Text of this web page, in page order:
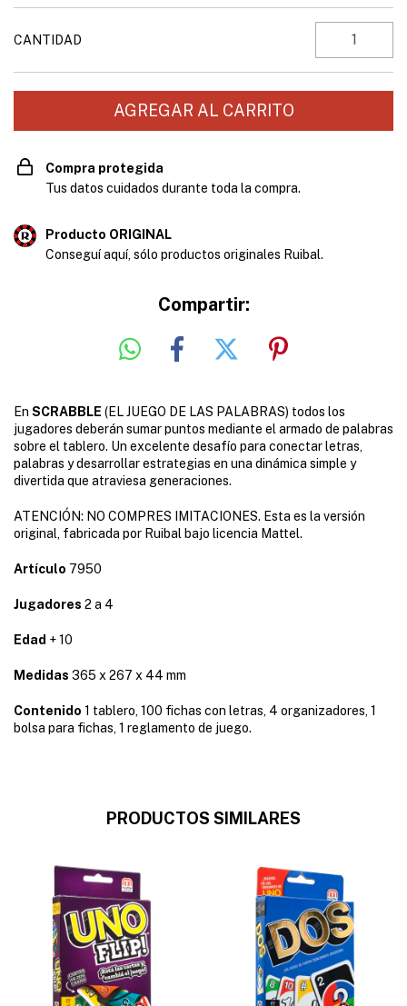
CANTIDAD
Compra protegida
Tus datos cuidados durante toda la compra.
Producto ORIGINAL
Conseguí aquí, sólo productos originales Ruibal.
Compartir:
En SCRABBLE (EL JUEGO DE LAS PALABRAS) todos los
jugadores deberán sumar puntos mediante el armado de palabras
sobre el tablero. Un excelente desafío para conectar letras,
palabras y desarrollar estrategias en una dinámica simple y
divertida que atraviesa generaciones.
ATENCIÓN: NO COMPRES IMITACIONES. Esta es la versión
original, fabricada por Ruibal bajo licencia Mattel.
Artículo 7950
Jugadores 2 a 4
Edad + 10
Medidas 365 x 267 x 44 mm
Contenido 1 tablero, 100 fichas con letras, 4 organizadores, 1
bolsa para fichas, 1 reglamento de juego.
PRODUCTOS SIMILARES